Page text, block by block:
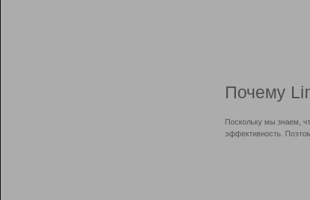
Почему
Поскольку мы знаем,
эффективность.